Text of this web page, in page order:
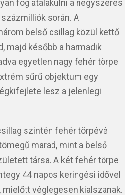
fog átalakulni a négyszeres
során. A
belső csillag közül kettő
majd később a harmadik
egyetlen nagy fehér törpe
sűrű objektum egy
lesz a jelenlegi
szintén fehér törpévé
marad, mint a belső
társa. A két fehér törpe
44 napos keringési idővel
véglegesen kialszanak.